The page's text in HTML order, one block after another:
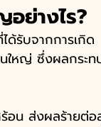
ย่างไร?
ด้รับจากการเกิด
นใหญ่ ซึ่งผลกระ
ร้อน ส่งผลร้ายต่